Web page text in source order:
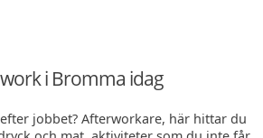
i Bromma idag
jobbet? Afterworkare, här hittar du